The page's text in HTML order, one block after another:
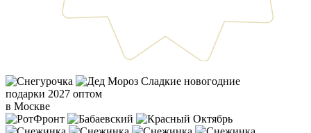
Сладкие новогодние
подарки 2027 оптом
в Москве